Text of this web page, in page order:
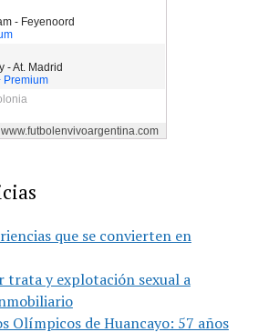
que se convierten en
trata y explotación sexual a
Olímpicos de Huancayo: 57 años